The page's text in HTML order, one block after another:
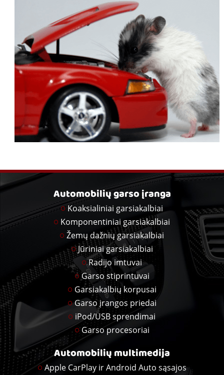
Automobilių garso įranga
Koaksialiniai garsiakalbiai
Komponentiniai garsiakalbiai
Žemų dažnių garsiakalbiai
Jūriniai garsiakalbiai
Radijo imtuvai
Garso stiprintuvai
Garsiakalbių korpusai
Garso įrangos priedai
iPod/USB sprendimai
Garso procesoriai
Automobilių multimedija
Apple CarPlay ir Android Auto sąsajos